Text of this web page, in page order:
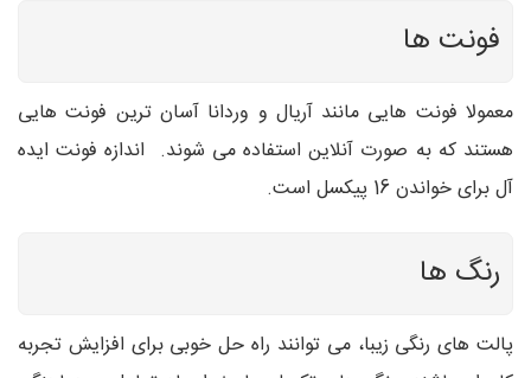
فونت ها
معمولا فونت هایی مانند آریال و وردانا آسان ترین فونت هایی
هستند که به صورت آنلاین استفاده می شوند. اندازه فونت ایده
آل برای خواندن 16 پیکسل است.
رنگ ها
پالت های رنگی زیبا، می توانند راه حل خوبی برای افزایش تجربه